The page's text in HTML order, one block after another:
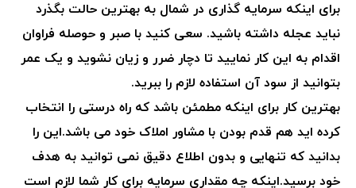
برای اینکه سرمایه گذاری در شمال به بهترین حالت بگذرد
نباید عجله داشته باشید. سعی کنید با صبر و حوصله فراوان
اقدام به این کار نمایید تا دچار ضرر و زیان نشوید و یک عمر
بتوانید از سود آن استفاده لازم را ببرید.
بهترین کار برای اینکه مطمئن باشد که راه درستی را انتخاب
کرده اید هم قدم بودن با مشاور املاک خود می باشد.این را
بدانید که تنهایی و بدون اطلاع دقیق نمی توانید به هدف
خود برسید.اینکه چه مقداری سرمایه برای کار شما لازم است